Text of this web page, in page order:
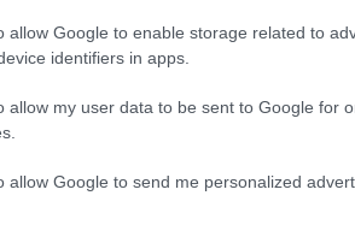
allow Google to enable storage related to
identifiers in apps.
allow my user data to be sent to Google for
allow Google to send me personalized